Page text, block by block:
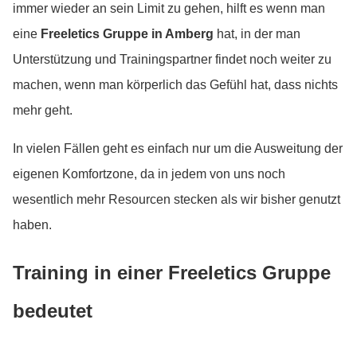
immer wieder an sein Limit zu gehen, hilft es wenn man
eine Freeletics Gruppe in Amberg hat, in der man
Unterstützung und Trainingspartner findet noch weiter zu
machen, wenn man körperlich das Gefühl hat, dass nichts
mehr geht.
In vielen Fällen geht es einfach nur um die Ausweitung der
eigenen Komfortzone, da in jedem von uns noch
wesentlich mehr Resourcen stecken als wir bisher genutzt
haben.
Training in einer Freeletics Gruppe
bedeutet